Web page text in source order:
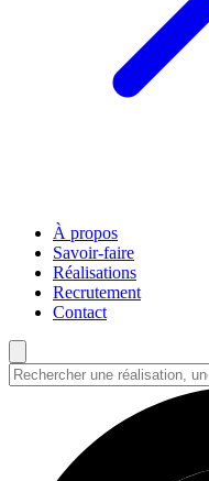
À propos
Savoir-faire
Réalisations
Recrutement
Contact